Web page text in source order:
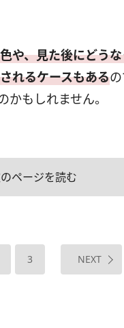
や、見た後にどう
れるケースもある
かもしれません。
ページを読む
3 NEXT